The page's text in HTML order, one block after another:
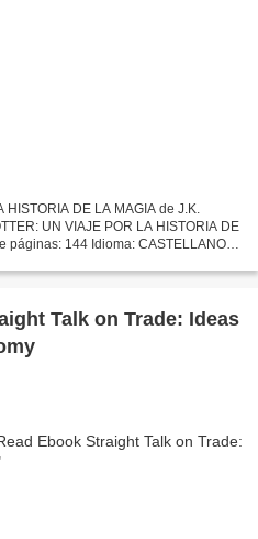
HISTORIA DE LA MAGIA de J.K.
UN VIAJE POR LA HISTORIA DE
páginas: 144 Idioma: CASTELLANO
Talk on Trade: Ideas